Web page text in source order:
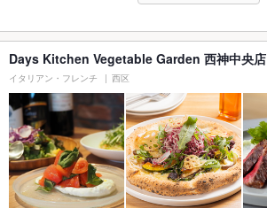
Days Kitchen Vegetable Garden 西神中央店
イタリアン・フレンチ 西区